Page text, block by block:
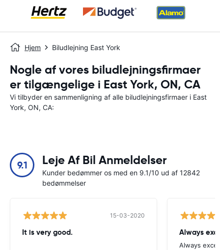
Hjem Biludlejning East York
Nogle af vores biludlejningsfirmaer
er tilgængelige i East York, ON, CA
Vi tilbyder en sammenligning af alle biludlejningsfirmaer i East
York, ON, CA:
9.1 Leje Af Bil Anmeldelser
Kunder bedømmer os med en 9.1/10 ud af 12842
bedømmelser
15-03-2020
It is very good. Always
Always